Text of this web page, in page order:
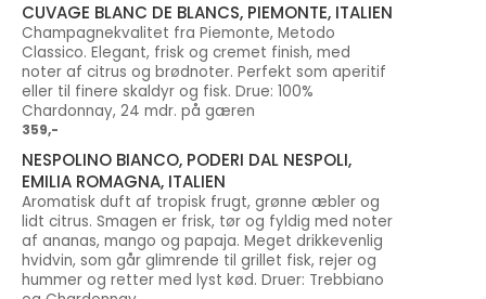
CUVAGE BLANC DE BLANCS, PIEMONTE, ITALIEN
Champagnekvalitet fra Piemonte, Metodo
Classico. Elegant, frisk og cremet finish, med
noter af citrus og brødnoter. Perfekt som aperitif
eller til finere skaldyr og fisk. Drue: 100%
Chardonnay, 24 mdr. på gæren
359,-
NESPOLINO BIANCO, PODERI DAL NESPOLI,
EMILIA ROMAGNA, ITALIEN
Aromatisk duft af tropisk frugt, grønne æbler og
lidt citrus. Smagen er frisk, tør og fyldig med noter
af ananas, mango og papaja. Meget drikkevenlig
hvidvin, som går glimrende til grillet fisk, rejer og
hummer og retter med lyst kød. Druer: Trebbiano